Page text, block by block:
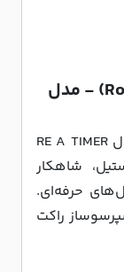
اسپرسوساز دو گروپ راکت (Rocket) - مدل
اسپرسوساز دو گروپ راکت (Rocket) مدل RE A TIMER
استیل، شاهکار
حرفه‌ای.
راکت